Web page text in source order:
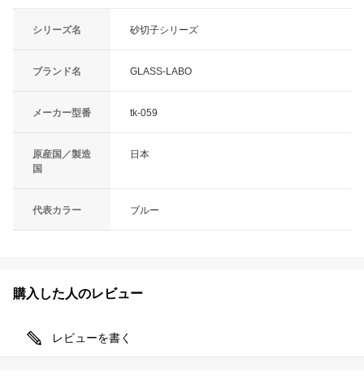
シリーズ名 砂切子シリーズ
ブランド名 GLASS-LABO
メーカー型番 tk-059
原産国／製造
国
日本
代表カラー ブルー
購入した人のレビュー
レビューを書く